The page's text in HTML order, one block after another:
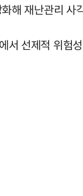
해 재난관리 사
서 선제적 위